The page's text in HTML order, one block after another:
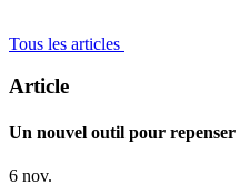
Tous les articles
Article
Un nouvel outil pour
6 nov.